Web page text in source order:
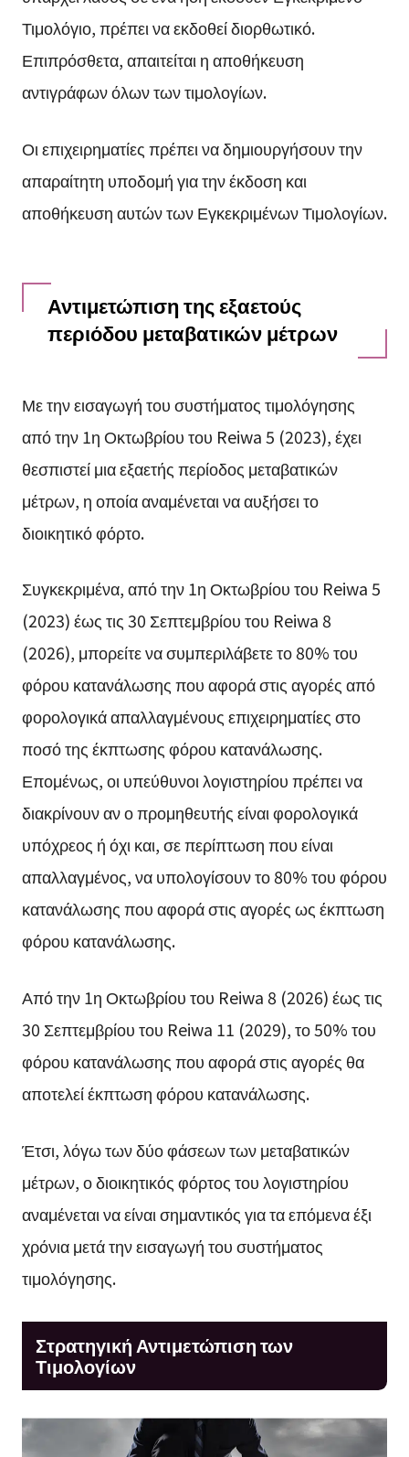
Τιμολόγιο, πρέπει να εκδοθεί διορθωτικό.
Επιπρόσθετα, απαιτείται η αποθήκευση
αντιγράφων όλων των τιμολογίων.
Οι επιχειρηματίες πρέπει να δημιουργήσουν την
απαραίτητη υποδομή για την έκδοση και
αποθήκευση αυτών των Εγκεκριμένων Τιμολογίων.
Αντιμετώπιση της εξαετούς
περιόδου μεταβατικών μέτρων
Με την εισαγωγή του συστήματος τιμολόγησης
από την 1η Οκτωβρίου του Reiwa 5 (2023), έχει
θεσπιστεί μια εξαετής περίοδος μεταβατικών
μέτρων, η οποία αναμένεται να αυξήσει το
διοικητικό φόρτο.
Συγκεκριμένα, από την 1η Οκτωβρίου του Reiwa 5
(2023) έως τις 30 Σεπτεμβρίου του Reiwa 8
(2026), μπορείτε να συμπεριλάβετε το 80% του
φόρου κατανάλωσης που αφορά στις αγορές από
φορολογικά απαλλαγμένους επιχειρηματίες στο
ποσό της έκπτωσης φόρου κατανάλωσης.
Επομένως, οι υπεύθυνοι λογιστηρίου πρέπει να
διακρίνουν αν ο προμηθευτής είναι φορολογικά
υπόχρεος ή όχι και, σε περίπτωση που είναι
απαλλαγμένος, να υπολογίσουν το 80% του φόρου
κατανάλωσης που αφορά στις αγορές ως έκπτωση
φόρου κατανάλωσης.
Από την 1η Οκτωβρίου του Reiwa 8 (2026) έως τις
30 Σεπτεμβρίου του Reiwa 11 (2029), το 50% του
φόρου κατανάλωσης που αφορά στις αγορές θα
αποτελεί έκπτωση φόρου κατανάλωσης.
Έτσι, λόγω των δύο φάσεων των μεταβατικών
μέτρων, ο διοικητικός φόρτος του λογιστηρίου
αναμένεται να είναι σημαντικός για τα επόμενα έξι
χρόνια μετά την εισαγωγή του συστήματος
τιμολόγησης.
Στρατηγική Αντιμετώπιση των
Τιμολογίων